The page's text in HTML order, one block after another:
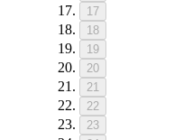
17
18
19
20
21
22
23